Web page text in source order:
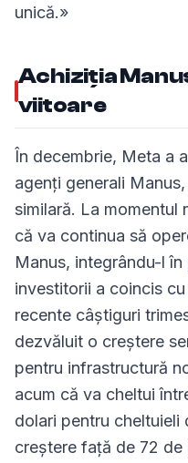
unică.»
Achiziția
viitoare
În decembrie, Meta a
agenți generali
similară. La momentul
că va continua să
Manus, integrându-l
investitorii a coincis
recente câștiguri
dezvăluit o creștere
pentru infrastructură
acum că va cheltui
dolari pentru cheltuieli
creștere față de 72 de